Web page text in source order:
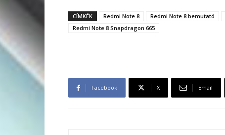
CÍMKÉK Redmi Note 8 Redmi Note 8 bemutató
Redmi Note 8 Snapdragon 665
Facebook X Email